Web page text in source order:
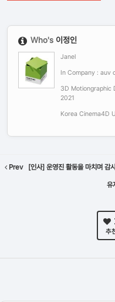
Who's 이정인
Janel
In Company : auv
3D Motiongraphic
2021
Korea Cinema4D
Prev [인사] 운영진 활동을 마치며 감
유
추